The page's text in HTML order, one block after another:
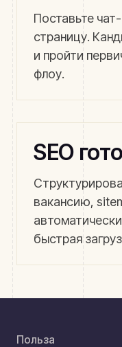
Поставьте
страницу.
и пройти
флоу.
SEO
вакансию,
быстрая
Польза